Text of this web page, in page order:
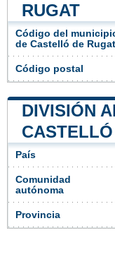
RUGAT
Código del
de Castelló de Rugat
Código postal
DIVISIÓN
País
Comunidad
autónoma
Provincia